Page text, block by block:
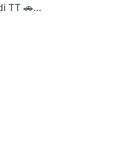
TT 🚗…